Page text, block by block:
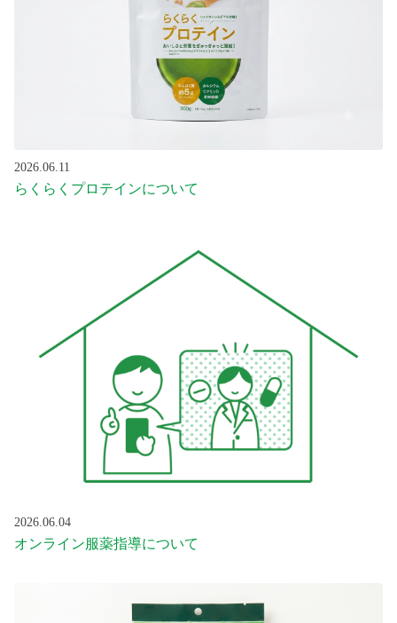
2026.06.11
らくらくプロテインについて
2026.06.04
オンライン服薬指導について